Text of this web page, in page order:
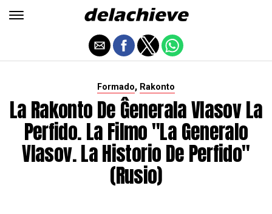
Formado, Rakonto
La Rakonto De Ĝenerala Vlasov La
Perfido. La Filmo "La Generalo
Vlasov. La Historio De Perfido"
(Rusio)